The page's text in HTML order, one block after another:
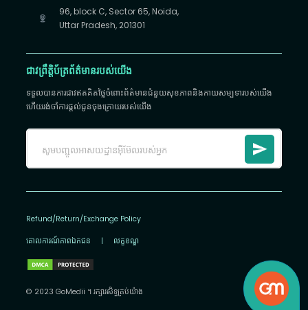
96, block C, Sector 65, Noida,
Uttar Pradesh, 201301
ជាវព្រឹត្តិប័ត្រព័ត៌មានរបស់យើង
ទទួលបានការជាវឥតគិតថ្លៃចំពោះព័ត៌មានជំនួយសុខភាពនិងកាយសម្បទារបស់យើង
ហើយរង់ចាំការផ្តល់ជូនចុងក្រោយរបស់យើង
Refund/Return/Exchange Policy
គោលការណ៍​ភាព​ឯកជន | លក្ខខណ្ឌ
© 2023 GoMedii ។ រក្សា​រ​សិទ្ធ​គ្រប់យ៉ាង